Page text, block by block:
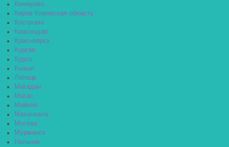
Кемерово
Киров Кировская область
Кострома
Краснодар
Красноярск
Курган
Курск
Кызыл
Липецк
Магадан
Магас
Майкоп
Махачкала
Москва
Мурманск
Нальчик